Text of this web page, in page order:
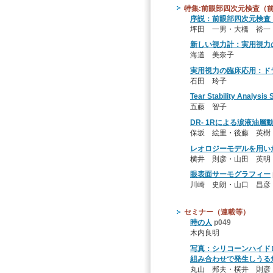
特集:前眼部四次元検査（
序説：前眼部四次元検
坪田 一男・大橋 裕一
新しい視力計：実用視
海道 美奈子
実用視力の臨床応用：
石田 玲子
Tear Stability Analysis
五藤 智子
DR- 1Rによる涙液油層
保坂 絵里・後藤 英樹
レオロジーモデルを用
横井 則彦・山田 英明
眼表面サーモグラフィー
川崎 史朗・山口 昌
セミナー（連載等）
時の人 p049
木内良明
写真：シリコーンハイ
組み合わせで発生しう
丸山 邦夫・横井 則彦